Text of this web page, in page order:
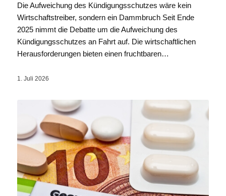
Die Aufweichung des Kündigungsschutzes wäre kein
Wirtschaftstreiber, sondern ein Dammbruch Seit Ende
2025 nimmt die Debatte um die Aufweichung des
Kündigungsschutzes an Fahrt auf. Die wirtschaftlichen
Herausforderungen bieten einen fruchtbaren…
1. Juli 2026